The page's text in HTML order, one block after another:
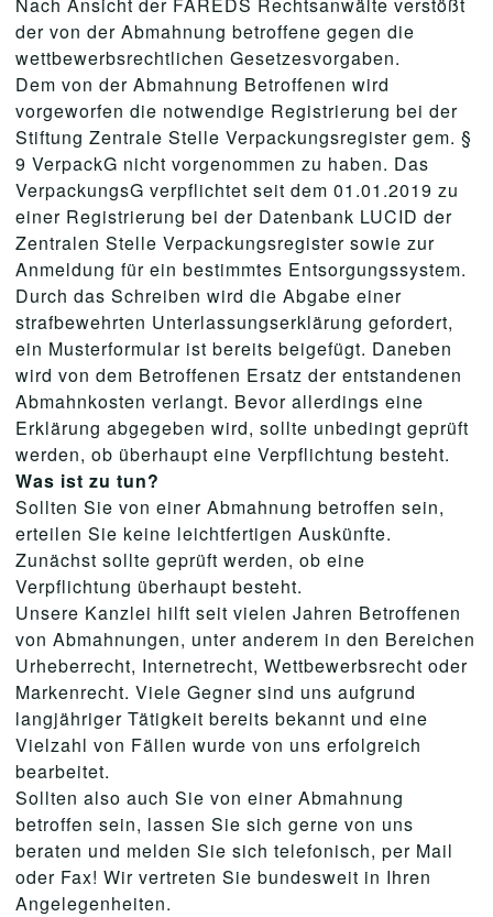
der von der Abmahnung betroffene gegen die
wettbewerbsrechtlichen Gesetzesvorgaben.
Dem von der Abmahnung Betroffenen wird
vorgeworfen die notwendige Registrierung bei der
Stiftung Zentrale Stelle Verpackungsregister gem. §
9 VerpackG nicht vorgenommen zu haben. Das
VerpackungsG verpflichtet seit dem 01.01.2019 zu
einer Registrierung bei der Datenbank LUCID der
Zentralen Stelle Verpackungsregister sowie zur
Anmeldung für ein bestimmtes Entsorgungssystem.
Durch das Schreiben wird die Abgabe einer
strafbewehrten Unterlassungserklärung gefordert,
ein Musterformular ist bereits beigefügt. Daneben
wird von dem Betroffenen Ersatz der entstandenen
Abmahnkosten verlangt. Bevor allerdings eine
Erklärung abgegeben wird, sollte unbedingt geprüft
werden, ob überhaupt eine Verpflichtung besteht.
Was ist zu tun?
Sollten Sie von einer Abmahnung betroffen sein,
erteilen Sie keine leichtfertigen Auskünfte.
Zunächst sollte geprüft werden, ob eine
Verpflichtung überhaupt besteht.
Unsere Kanzlei hilft seit vielen Jahren Betroffenen
von Abmahnungen, unter anderem in den Bereichen
Urheberrecht, Internetrecht, Wettbewerbsrecht oder
Markenrecht. Viele Gegner sind uns aufgrund
langjähriger Tätigkeit bereits bekannt und eine
Vielzahl von Fällen wurde von uns erfolgreich
bearbeitet.
Sollten also auch Sie von einer Abmahnung
betroffen sein, lassen Sie sich gerne von uns
beraten und melden Sie sich telefonisch, per Mail
oder Fax! Wir vertreten Sie bundesweit in Ihren
Angelegenheiten.